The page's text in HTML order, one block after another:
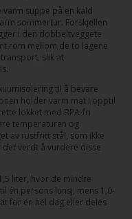
suppe på en kald
sommertur. Forskjellen
i den dobbeltveggete
rom mellom de to lagene
slik at
til å bevare
holder varm mat i opptil
lokket med BPA-fri
temperaturen og
av rustfritt stål, som ikke
det verdt å vurdere disse
liter, hvor de mindre
én persons lunsj, mens 1,0-
for en hel dag eller deles